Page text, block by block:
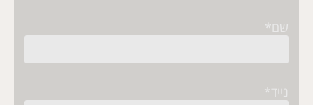
שם*
נייד*